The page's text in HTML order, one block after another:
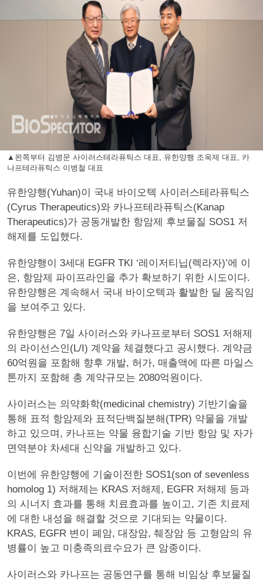
▲왼쪽부터 김병문 사이러스테라퓨틱스 대표, 유한양행 조욱제 대표, 카
나프테라퓨틱스 이병철 대표
유한양행(Yuhan)이 국내 바이오텍 사이러스테라퓨틱스
(Cyrus Therapeutics)와 카나프테라퓨틱스(Kanap
Therapeutics)가 공동개발한 항암제 후보물질 SOS1 저
해제를 도입했다.
유한양행이 3세대 EGFR TKI ‘레이저티닙(렉라자)’에 이
은, 항암제 파이프라인을 추가 확보하기 위한 시도이다.
유한양행은 계속해서 국내 바이오텍과 활발한 딜 움직임
을 보여주고 있다.
유한양행은 7일 사이러스와 카나프로부터 SOS1 저해제
의 라이선스인(L/I) 계약을 체결했다고 공시했다. 계약금
60억원을 포함해 향후 개발, 허가, 매출액에 따른 마일스
톤까지 포함해 총 계약규모는 2080억원이다.
사이러스는 의약화학(medicinal chemistry) 기반기술을
통해 표적 항암제와 표적단백질분해(TPR) 약물을 개발
하고 있으며, 카나프는 약물 융합기술 기반 항암 및 자가
면역분야 차세대 신약을 개발하고 있다.
이번에 유한양행에 기술이전한 SOS1(son of sevenless
homolog 1) 저해제는 KRAS 저해제, EGFR 저해제 등과
의 시너지 효과를 통해 치료효과를 높이고, 기존 치료제
에 대한 내성을 해결할 것으로 기대되는 약물이다.
KRAS, EGFR 변이 폐암, 대장암, 췌장암 등 고형암의 유
병률이 높고 미충족의료수요가 큰 암종이다.
사이러스와 카나프는 공동연구를 통해 비임상 후보물질